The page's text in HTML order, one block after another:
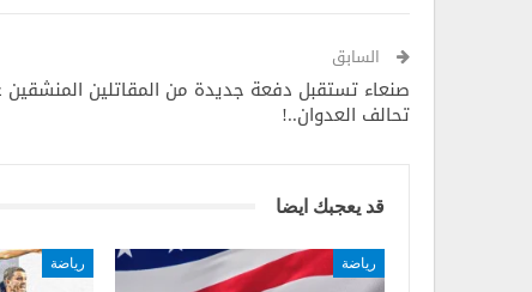
السابق
صنعاء تستقبل دفعة جديدة من المقاتلين
تحالف العدوان..!
قد يعجبك ايضا
رياضة رياضة